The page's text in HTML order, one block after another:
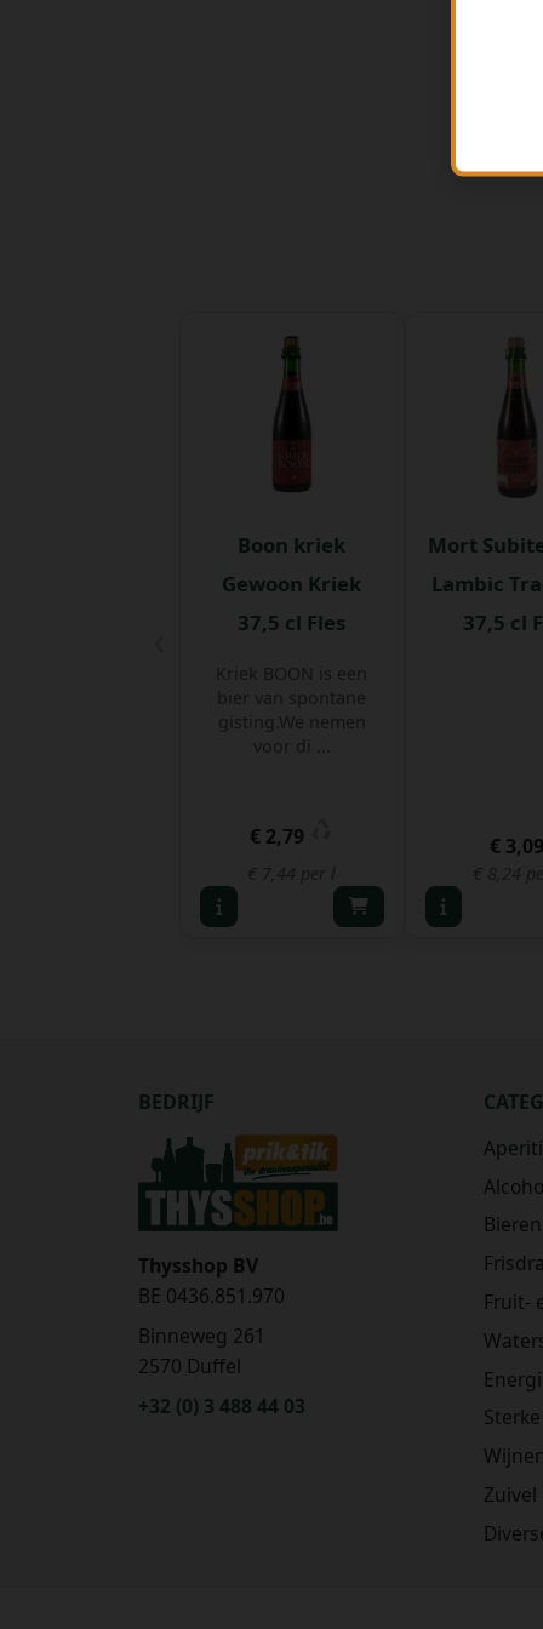
Boon kriek
Gewoon Kriek
37,5 cl Fles
Kriek BOON is een
bier van spontane
gisting.We nemen
voor di ...
€ 2,79
€ 7,44 per l
Mort
Lambic
37,5 cl
€ 3,09
€ 8,24
BEDRIJF
Thysshop BV
BE 0436.851.970
Binneweg 261
2570 Duffel
+32 (0) 3 488 44 03
Bieren
Fruit-
Zuivel